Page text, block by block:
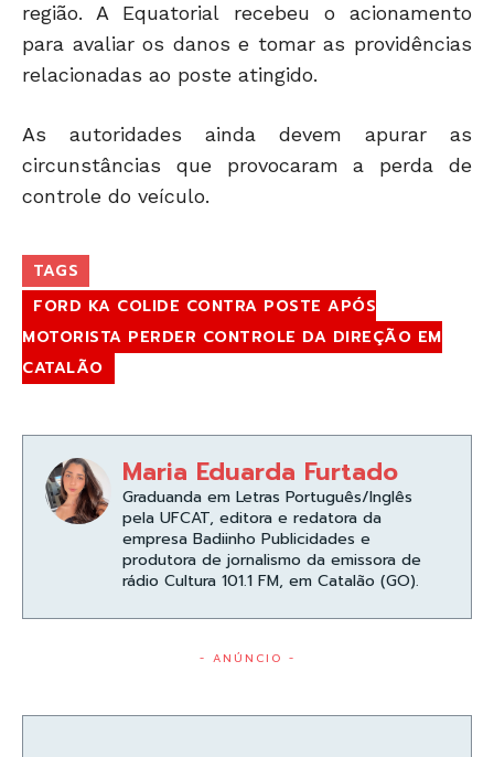
região. A Equatorial recebeu o acionamento
para avaliar os danos e tomar as providências
relacionadas ao poste atingido.
As autoridades ainda devem apurar as
circunstâncias que provocaram a perda de
controle do veículo.
TAGS
FORD KA COLIDE CONTRA POSTE APÓS
MOTORISTA PERDER CONTROLE DA DIREÇÃO EM
CATALÃO
Maria Eduarda Furtado
Graduanda em Letras Português/Inglês
pela UFCAT, editora e redatora da
empresa Badiinho Publicidades e
produtora de jornalismo da emissora de
rádio Cultura 101.1 FM, em Catalão (GO).
- ANÚNCIO -